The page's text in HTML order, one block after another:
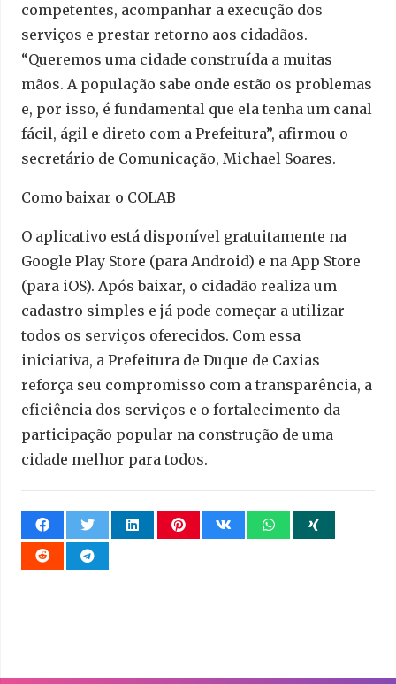
competentes, acompanhar a execução dos
serviços e prestar retorno aos cidadãos.
“Queremos uma cidade construída a muitas
mãos. A população sabe onde estão os problemas
e, por isso, é fundamental que ela tenha um canal
fácil, ágil e direto com a Prefeitura”, afirmou o
secretário de Comunicação, Michael Soares.
Como baixar o COLAB
O aplicativo está disponível gratuitamente na
Google Play Store (para Android) e na App Store
(para iOS). Após baixar, o cidadão realiza um
cadastro simples e já pode começar a utilizar
todos os serviços oferecidos. Com essa
iniciativa, a Prefeitura de Duque de Caxias
reforça seu compromisso com a transparência, a
eficiência dos serviços e o fortalecimento da
participação popular na construção de uma
cidade melhor para todos.